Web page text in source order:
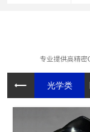
光学类